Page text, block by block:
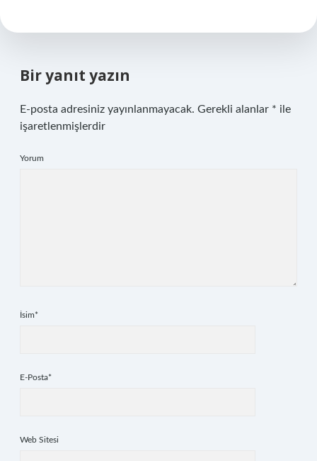
Bir yanıt yazın
E-posta adresiniz yayınlanmayacak. Gerekli alanlar * ile
işaretlenmişlerdir
Yorum
İsim*
E-Posta*
Web Sitesi